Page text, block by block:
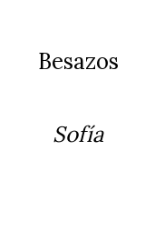
Besazos
Sofía